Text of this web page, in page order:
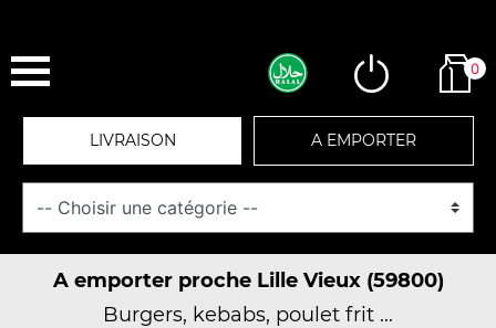
0
LIVRAISON A EMPORTER
A emporter proche Lille Vieux (59800)
Burgers, kebabs, poulet frit ...